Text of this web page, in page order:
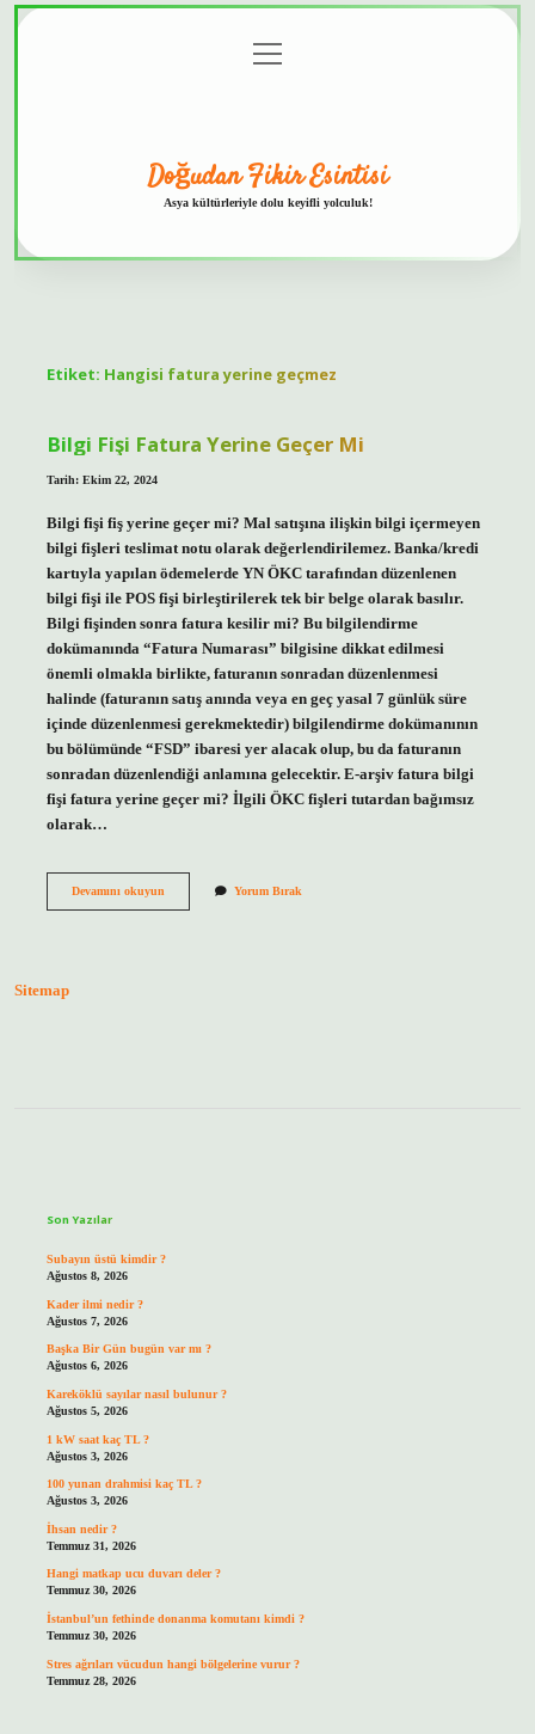
menüyü
aç
Doğudan Fikir Esintisi
Asya kültürleriyle dolu keyifli yolculuk!
Etiket: Hangisi fatura yerine geçmez
Bilgi Fişi Fatura Yerine Geçer Mi
Tarih: Ekim 22, 2024
Bilgi fişi fiş yerine geçer mi? Mal satışına ilişkin bilgi içermeyen
bilgi fişleri teslimat notu olarak değerlendirilemez. Banka/kredi
kartıyla yapılan ödemelerde YN ÖKC tarafından düzenlenen
bilgi fişi ile POS fişi birleştirilerek tek bir belge olarak basılır.
Bilgi fişinden sonra fatura kesilir mi? Bu bilgilendirme
dokümanında “Fatura Numarası” bilgisine dikkat edilmesi
önemli olmakla birlikte, faturanın sonradan düzenlenmesi
halinde (faturanın satış anında veya en geç yasal 7 günlük süre
içinde düzenlenmesi gerekmektedir) bilgilendirme dokümanının
bu bölümünde “FSD” ibaresi yer alacak olup, bu da faturanın
sonradan düzenlendiği anlamına gelecektir. E-arşiv fatura bilgi
fişi fatura yerine geçer mi? İlgili ÖKC fişleri tutardan bağımsız
olarak…
Devamını okuyunBilgi
Yorum Bırak
Sitemap
Son Yazılar
Subayın üstü kimdir ?
Ağustos 8, 2026
Kader ilmi nedir ?
Ağustos 7, 2026
Başka Bir Gün bugün var mı ?
Ağustos 6, 2026
Kareköklü sayılar nasıl bulunur ?
Ağustos 5, 2026
1 kW saat kaç TL ?
Ağustos 3, 2026
100 yunan drahmisi kaç TL ?
Ağustos 3, 2026
İhsan nedir ?
Temmuz 31, 2026
Hangi matkap ucu duvarı deler ?
Temmuz 30, 2026
İstanbul’un fethinde donanma komutanı kimdi ?
Temmuz 30, 2026
Stres ağrıları vücudun hangi bölgelerine vurur ?
Temmuz 28, 2026